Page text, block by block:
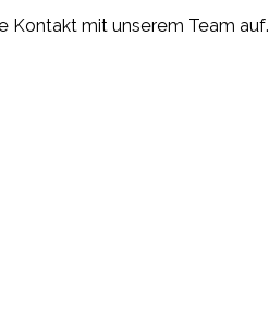
Kontakt mit unserem Team auf.